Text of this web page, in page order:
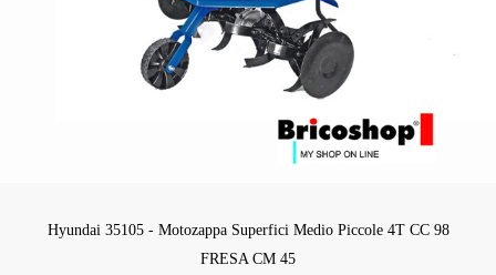
Hyundai 35105 - Motozappa Superfici Medio Piccole 4T CC 98
FRESA CM 45